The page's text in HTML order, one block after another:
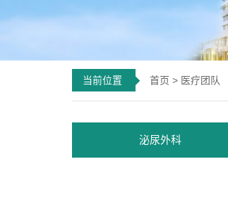
当前位置 首页 > 医疗团队
泌尿外科